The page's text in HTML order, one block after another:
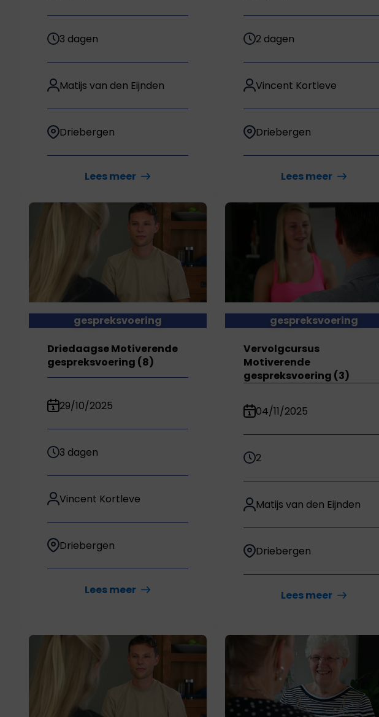
3 dagen
Matijs van den Eijnden
Driebergen
Lees meer
2 dagen
Vincent Kortleve
Driebergen
Lees meer
gespreksvoering
Driedaagse Motiverende
gespreksvoering (8)
29/10/2025
3 dagen
Vincent Kortleve
Driebergen
Lees meer
gespreksvoering
Vervolgcursus
Motiverende
gespreksvoering (3)
04/11/2025
2
Matijs van den Eijnden
Driebergen
Lees meer